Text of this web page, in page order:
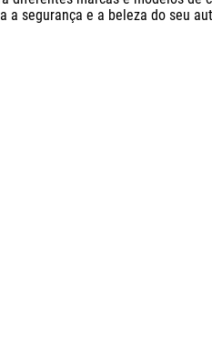
segurança e a beleza do seu